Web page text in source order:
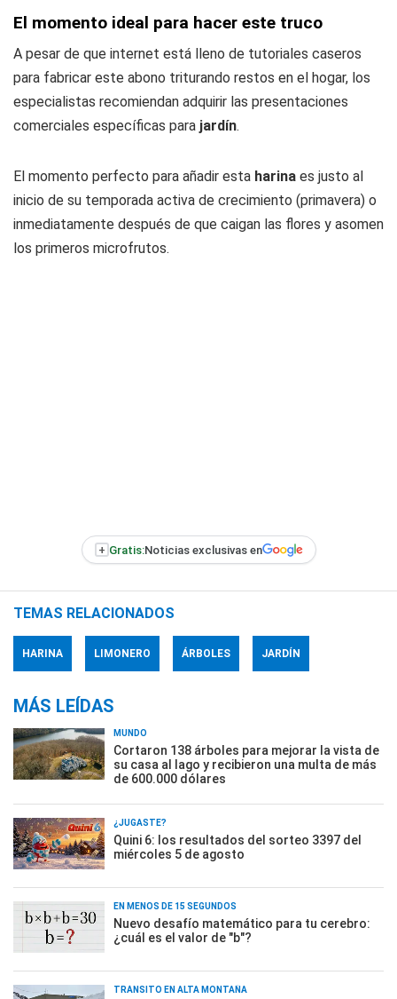
El momento ideal para hacer este truco
A pesar de que internet está lleno de tutoriales caseros
para fabricar este abono triturando restos en el hogar, los
especialistas recomiendan adquirir las presentaciones
comerciales específicas para jardín.
El momento perfecto para añadir esta harina es justo al
inicio de su temporada activa de crecimiento (primavera) o
inmediatamente después de que caigan las flores y asomen
los primeros microfrutos.
+ Gratis:Noticias exclusivas en
TEMAS RELACIONADOS
HARINA LIMONERO ÁRBOLES JARDÍN
MÁS LEÍDAS
MUNDO
Cortaron 138 árboles para mejorar la vista de
su casa al lago y recibieron una multa de más
de 600.000 dólares
¿JUGASTE?
Quini 6: los resultados del sorteo 3397 del
miércoles 5 de agosto
EN MENOS DE 15 SEGUNDOS
Nuevo desafío matemático para tu cerebro:
¿cuál es el valor de "b"?
TRÁNSITO EN ALTA MONTAÑA